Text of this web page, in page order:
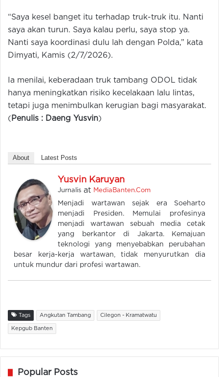
“Saya kesel banget itu terhadap truk-truk itu. Nanti
saya akan turun. Saya kalau perlu, saya stop ya.
Nanti saya koordinasi dulu lah dengan Polda,” kata
Dimyati, Kamis (2/7/2026).
Ia menilai, keberadaan truk tambang ODOL tidak
hanya meningkatkan risiko kecelakaan lalu lintas,
tetapi juga menimbulkan kerugian bagi masyarakat.
( Penulis : Daeng Yusvin)
About Latest Posts
Yusvin Karuyan
Jurnalis at MediaBanten.Com
Menjadi wartawan sejak era Soeharto
menjadi Presiden. Memulai profesinya
menjadi wartawan sebuah media cetak
yang berkantor di Jakarta. Kemajuan
teknologi yang menyebabkan perubahan
besar kerja-kerja wartawan, tidak menyurutkan dia
untuk mundur dari profesi wartawan.
Tags Angkutan Tambang Cilegon - Kramatwatu
Kepgub Banten
Popular Posts